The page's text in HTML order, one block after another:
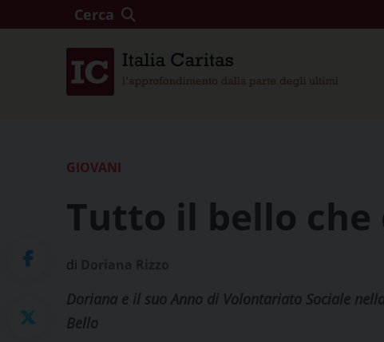
Cerca
GIOVANI
Tutto il bello che
di
Doriana e il suo Anno di Volontariato Sociale
Bello